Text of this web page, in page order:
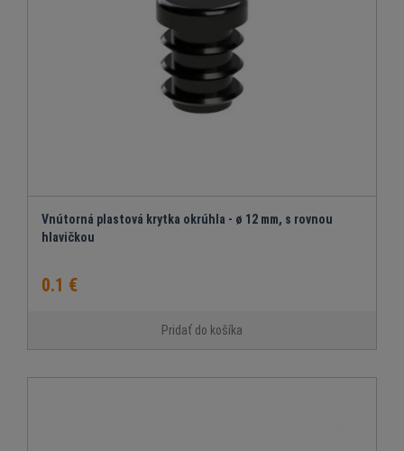
Vnútorná plastová krytka okrúhla - ø 12 mm, s rovnou
hlavičkou
0.1 €
Pridať do košíka